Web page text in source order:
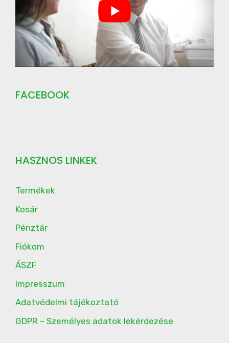
FACEBOOK
HASZNOS LINKEK
Termékek
Kosár
Pénztár
Fiókom
ÁSZF
Impresszum
Adatvédelmi tájékoztató
GDPR – Személyes adatok lekérdezése